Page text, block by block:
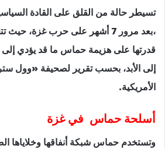
تسيطر حالة من القلق على القادة
،بعد مرور 7 أشهر على حرب غزة،
قدرتها على هزيمة حماس ما قد يؤدي
إلى الأبد، بحسب تقرير لصحيفة «وول
الأمريكية.
أسلحة حماس في غزة
وتستخدم حماس شبكة أنفاقها وخلاياها